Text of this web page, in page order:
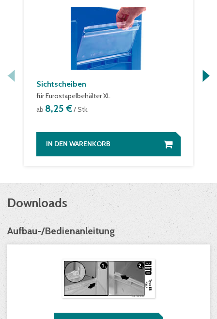
Sichtscheiben
für Eurostapelbehälter XL
ab 8,25 €/ Stk.
IN DEN WARENKORB
Downloads
Aufbau-/Bedienanleitung